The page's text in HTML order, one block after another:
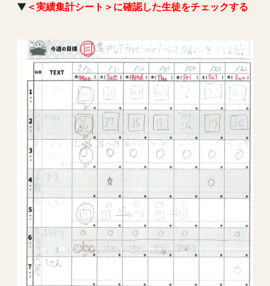
▼ ＜実績集計シート ＞に確認した生徒をチェックする